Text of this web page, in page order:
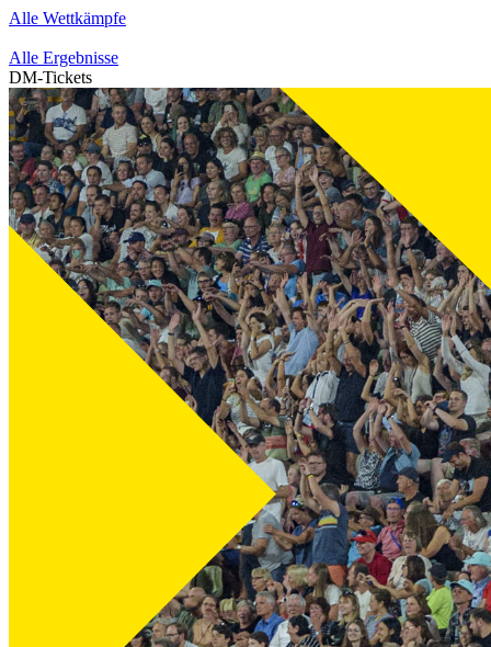
Alle Wettkämpfe
Alle Ergebnisse
DM-Tickets